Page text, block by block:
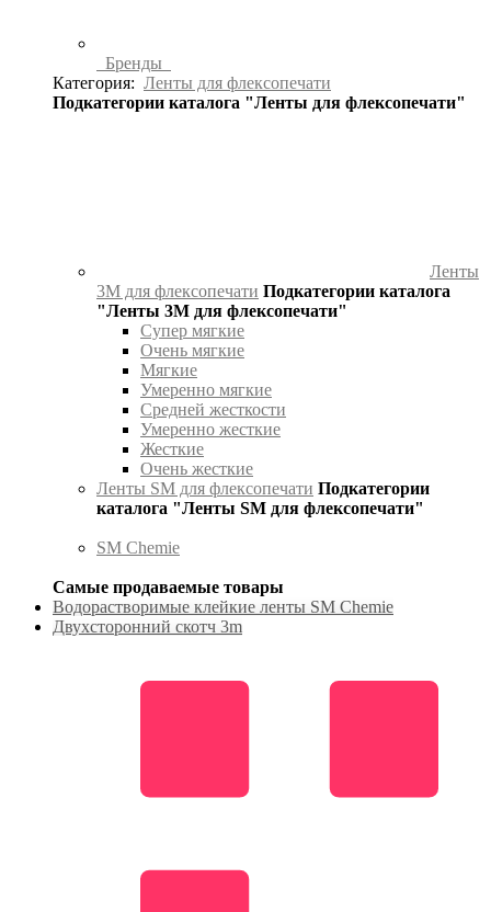
Бренды
Категория: Ленты для флексопечати
Подкатегории каталога "Ленты для флексопечати"
Ленты
3М для флексопечати Подкатегории каталога
"Ленты 3М для флексопечати"
Супер мягкие
Очень мягкие
Мягкие
Умеренно мягкие
Средней жесткости
Умеренно жесткие
Жесткие
Очень жесткие
Ленты SM для флексопечати Подкатегории
каталога "Ленты SM для флексопечати"
SM Chemie
Самые продаваемые товары
Водорастворимые клейкие ленты SM Chemie
Двухсторонний скотч 3m